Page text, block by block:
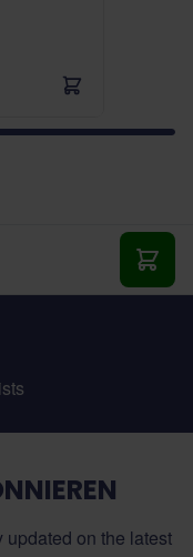
In
on the latest